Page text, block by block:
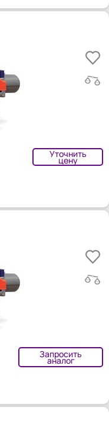
Уточнить
цену
Запросить
аналог